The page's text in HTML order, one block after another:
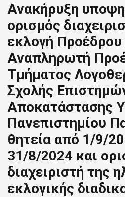
Ανακήρυξη
ορισμός
εκλογή Προέδρου
Αναπληρωτή
Τμήματος
Σχολής
Αποκατάστασης
Πανεπιστημίου
θητεία από 1/9/
31/8/2024 και
διαχειριστή της
εκλογικής